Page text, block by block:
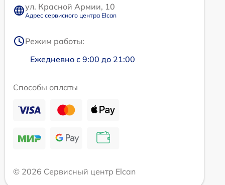
ул. Красной Армии, 10
Адрес сервисного центра Elcan
Режим работы:
Ежедневно с 9:00 до 21:00
Способы оплаты
© 2026 Сервисный центр Elcan